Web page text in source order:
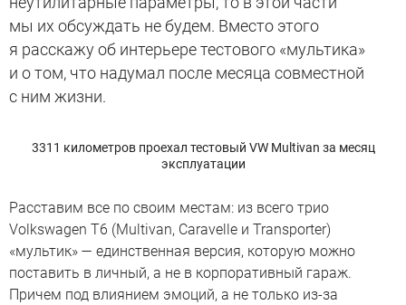
мы их обсуждать не будем. Вместо этого
я расскажу об интерьере тестового «мультика»
и о том, что надумал после месяца совместной
с ним жизни.
3311 километров проехал тестовый VW Multivan за месяц
эксплуатации
Расставим все по своим местам: из всего трио
Volkswagen T6 (Multivan, Caravelle и Transporter)
«мультик» — единственная версия, которую можно
поставить в личный, а не в корпоративный гараж.
Причем под влиянием эмоций, а не только из-за